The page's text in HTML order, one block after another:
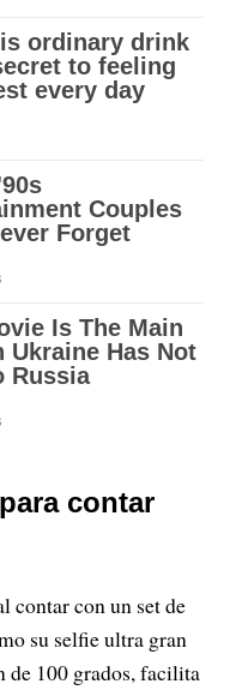
contar
contar con un set de
su selfie ultra gran
de 100 grados, facilita